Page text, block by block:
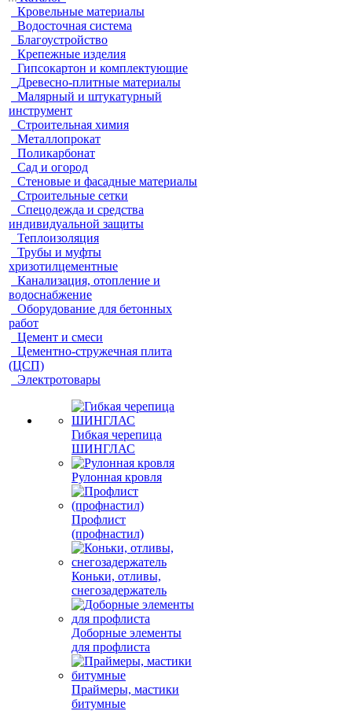
Кровельные материалы
Водосточная система
Благоустройство
Крепежные изделия
Гипсокартон и комплектующие
Древесно-плитные материалы
Малярный и штукатурный
инструмент
Строительная химия
Металлопрокат
Поликарбонат
Сад и огород
Стеновые и фасадные материалы
Строительные сетки
Спецодежда и средства
индивидуальной защиты
Теплоизоляция
Трубы и муфты
хризотилцементные
Канализация, отопление и
водоснабжение
Оборудование для бетонных
работ
Цемент и смеси
Цементно-стружечная плита
(ЦСП)
Электротовары
Гибкая черепица
ШИНГЛАС
Рулонная кровля
Профлист
(профнастил)
Коньки, отливы,
снегозадержатель
Доборные элементы
для профлиста
Праймеры, мастики
битумные